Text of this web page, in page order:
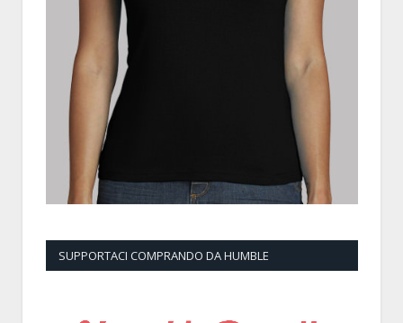
SUPPORTACI COMPRANDO DA HUMBLE